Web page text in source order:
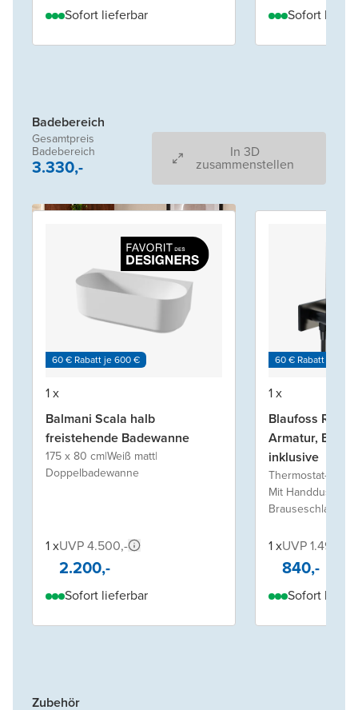
Sofort lieferbar Sofort
Badebereich
Gesamtpreis
Badebereich
3.330,-
In 3D
zusammenstellen
60 € Rabatt je 600 €
1 x
Balmani Scala halb
freistehende Badewanne
175 x 80 cm|Weiß matt|
Doppelbadewanne
1 xUVP 4.500,-
2.200,-
Sofort lieferbar
60 € Rabatt je 600
1 x
Blaufoss
Armatur,
inklusive
Thermostat-
Mit Handdusche
Brauseschlauch
1 xUVP 1.490,-
840,-
Sofort
Zubehör